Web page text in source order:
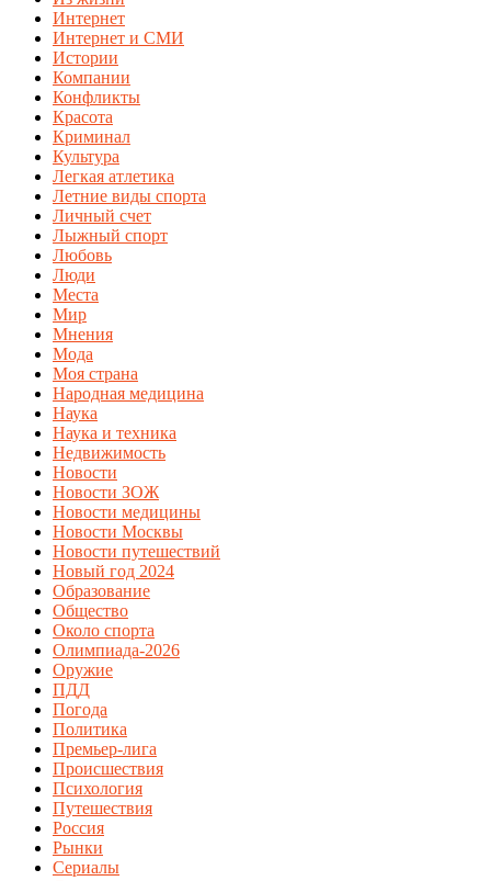
Интернет
Интернет и СМИ
Истории
Компании
Конфликты
Красота
Криминал
Культура
Легкая атлетика
Летние виды спорта
Личный счет
Лыжный спорт
Любовь
Люди
Места
Мир
Мнения
Мода
Моя страна
Народная медицина
Наука
Наука и техника
Недвижимость
Новости
Новости ЗОЖ
Новости медицины
Новости Москвы
Новости путешествий
Новый год 2024
Образование
Общество
Около спорта
Олимпиада-2026
Оружие
ПДД
Погода
Политика
Премьер-лига
Происшествия
Психология
Путешествия
Россия
Рынки
Сериалы